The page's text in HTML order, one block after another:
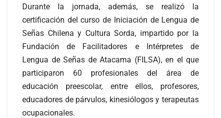
Durante la jornada, además, se realizó la
certificación del curso de Iniciación de Lengua de
Señas Chilena y Cultura Sorda, impartido por la
Fundación de Facilitadores e Intérpretes de
Lengua de Señas de Atacama (FILSA), en el que
participaron 60 profesionales del área de
educación preescolar, entre ellos, profesores,
educadores de párvulos, kinesiólogos y terapeutas
ocupacionales.